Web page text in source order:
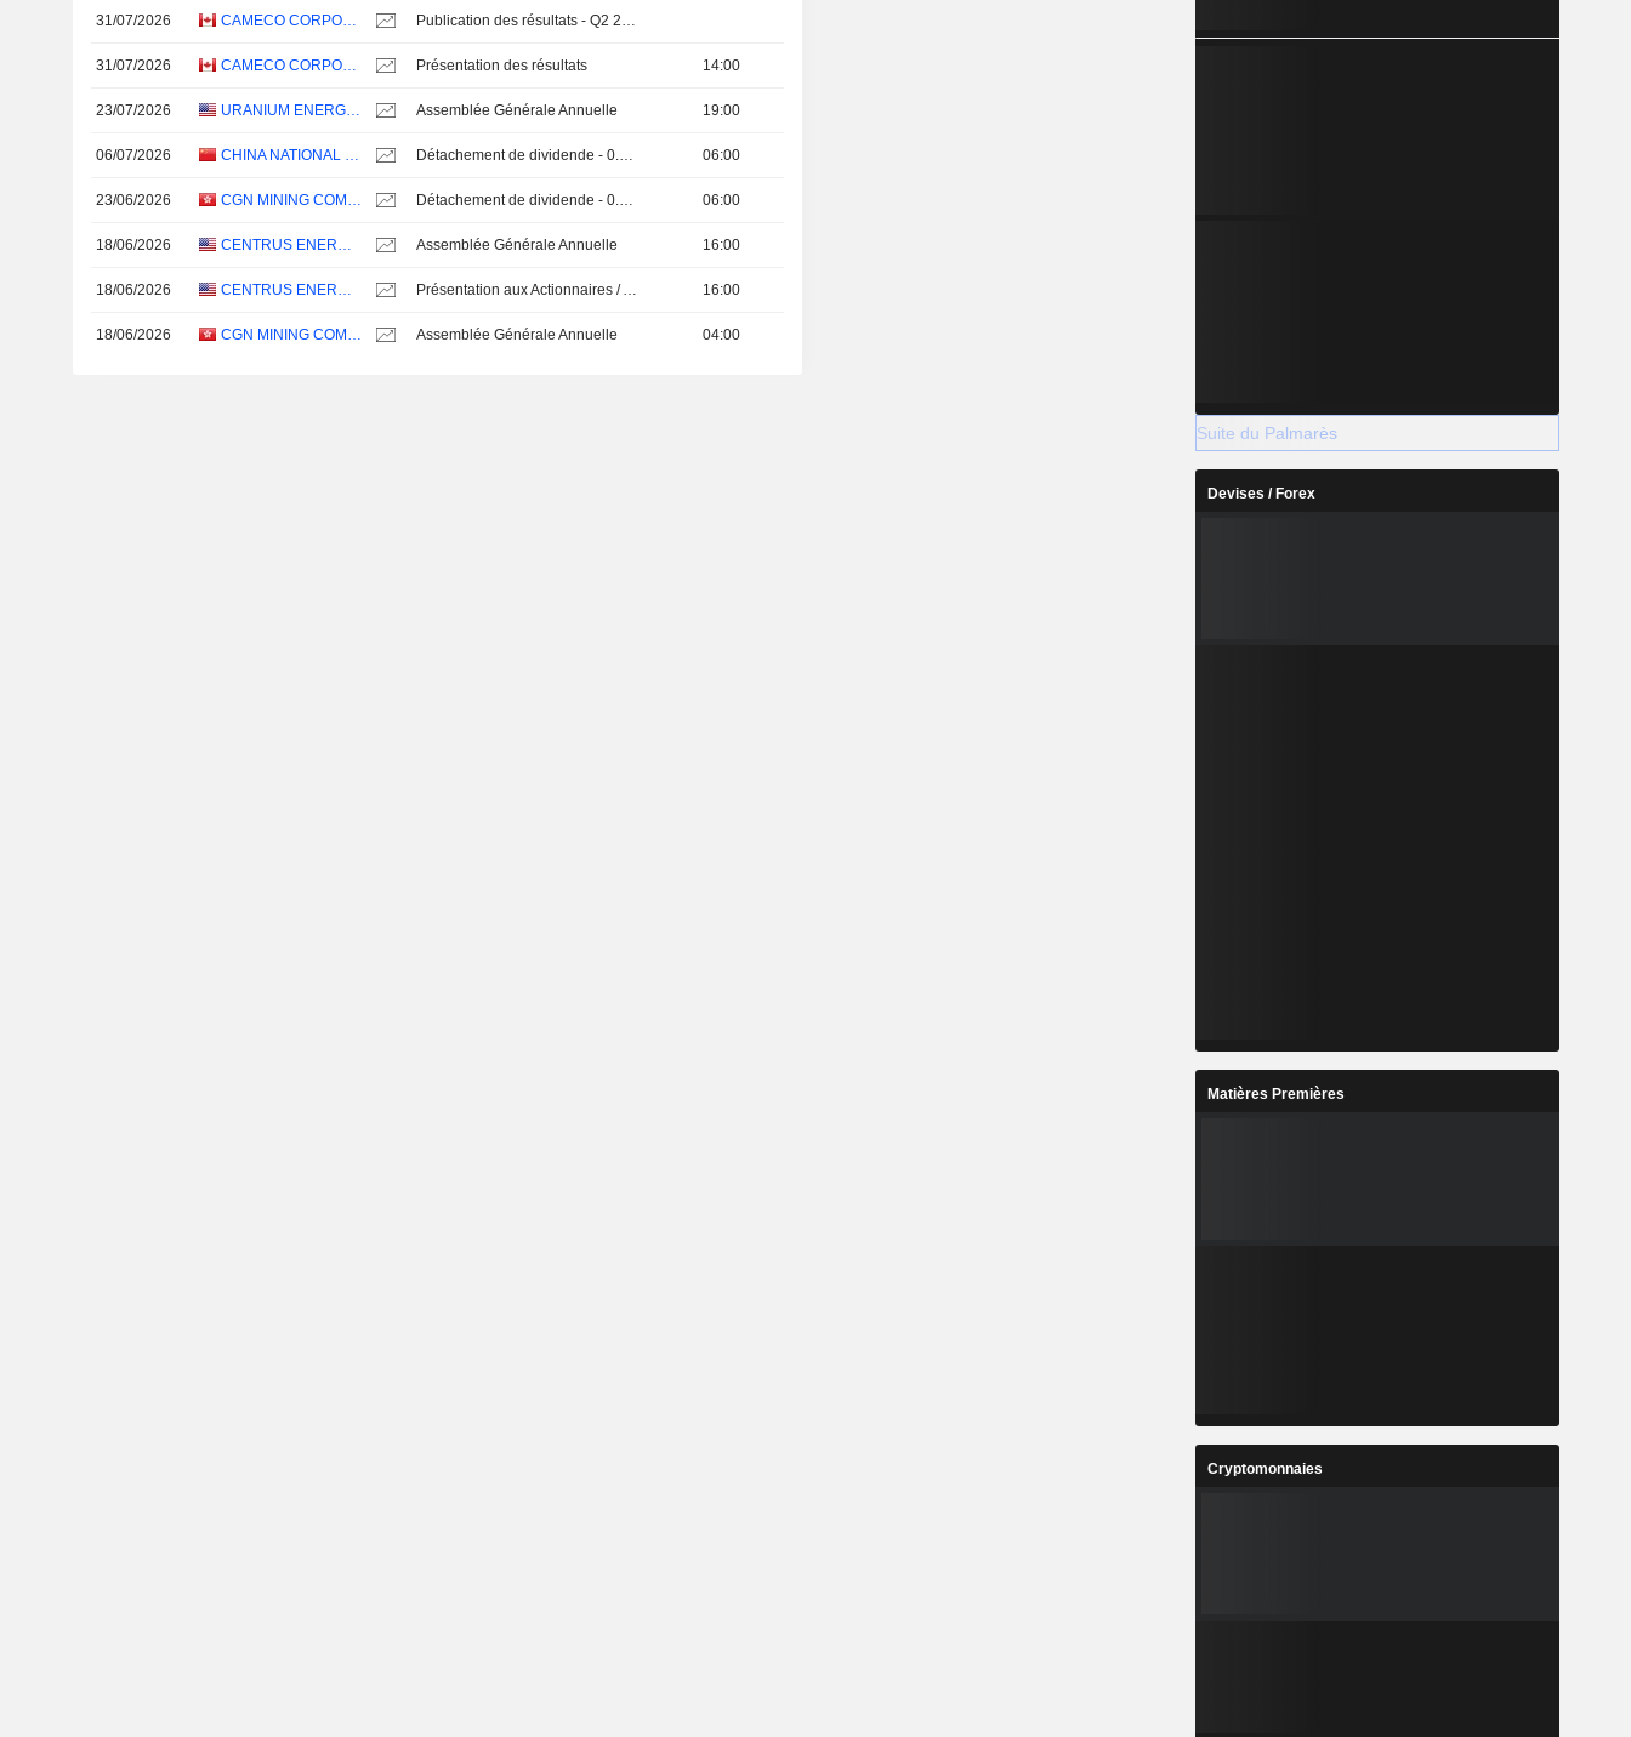
31/07/2026 CAMECO CORPORATION Publication des résultats - Q2 2026
31/07/2026 CAMECO CORPORATION Présentation des résultats 14:00
23/07/2026 URANIUM ENERGY CORP. Assemblée Générale Annuelle 19:00
06/07/2026 CHINA NATIONAL URANIUM CO., LTD. Détachement de dividende - 0.26 CNY 06:00
23/06/2026 CGN MINING COMPANY LIMITED Détachement de dividende - 0.014 HKD 06:00
18/06/2026 CENTRUS ENERGY CORP. Assemblée Générale Annuelle 16:00
18/06/2026 CENTRUS ENERGY CORP. Présentation aux Actionnaires / Analystes 16:00
18/06/2026 CGN MINING COMPANY LIMITED Assemblée Générale Annuelle 04:00
Suite du Palmarès
Devises / Forex
Matières Premières
Cryptomonnaies